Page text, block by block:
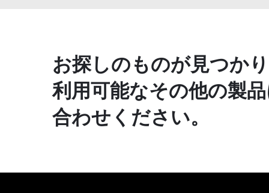
お探しのものが見つか
利用可能なその他の製
合わせください。